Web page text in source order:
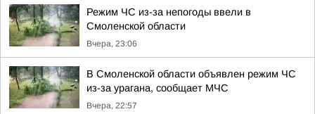
Режим ЧС из-за непогоды ввели в
Смоленской области
Вчера, 23:06
В Смоленской области объявлен режим ЧС
из-за урагана, сообщает МЧС
Вчера, 22:57